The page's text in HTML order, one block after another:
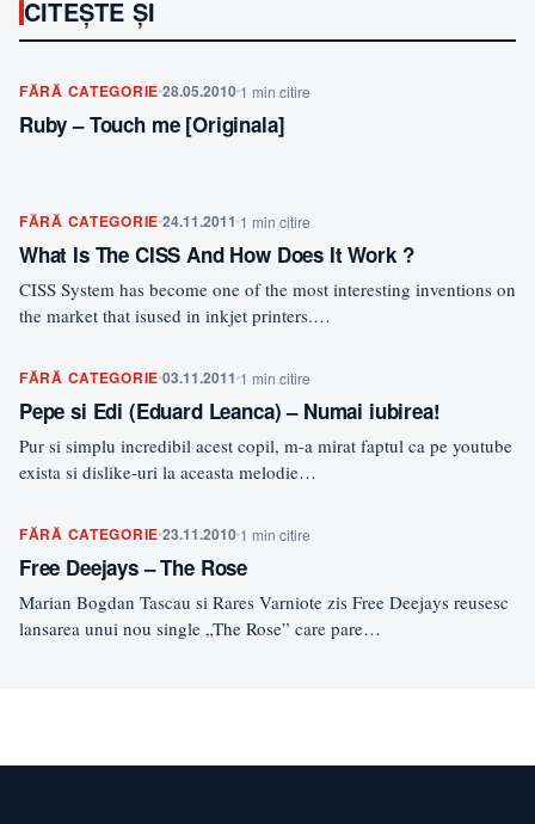
CITEȘTE ȘI
FĂRĂ CATEGORIE28.05.2010 1 min citire
Ruby – Touch me [Originala]
FĂRĂ CATEGORIE24.11.2011 1 min citire
What Is The CISS And How Does It Work ?
CISS System has become one of the most interesting inventions on
the market that isused in inkjet printers.…
FĂRĂ CATEGORIE03.11.2011 1 min citire
Pepe si Edi (Eduard Leanca) – Numai iubirea!
Pur si simplu incredibil acest copil, m-a mirat faptul ca pe youtube
exista si dislike-uri la aceasta melodie…
FĂRĂ CATEGORIE23.11.2010 1 min citire
Free Deejays – The Rose
Marian Bogdan Tascau si Rares Varniote zis Free Deejays reusesc
lansarea unui nou single „The Rose” care pare…